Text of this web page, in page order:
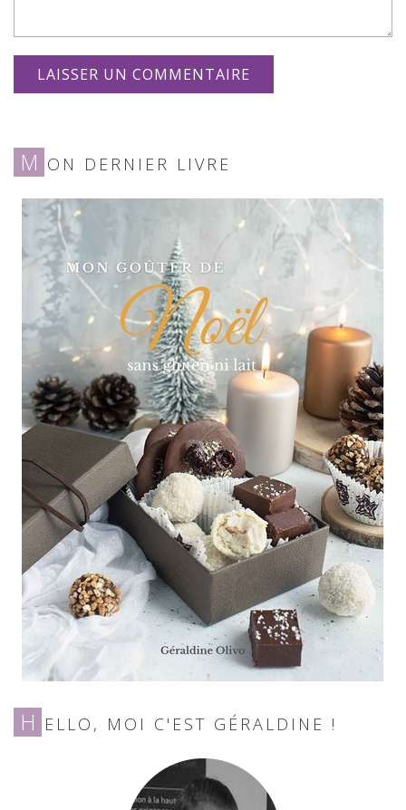
M ON DERNIER LIVRE
H ELLO, MOI C'EST GÉRALDINE !